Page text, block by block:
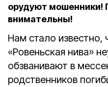
орудуют мошенники!
внимательны!
Нам стало известно,
«Ровеньская нива»
обзванивают в
родственников